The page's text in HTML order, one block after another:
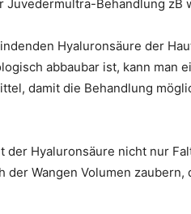
Behandlung
Hyaluronsäure der
abbaubar ist, kann man
damit die Behandlung
Hyaluronsäure nicht nur
Wangen Volumen